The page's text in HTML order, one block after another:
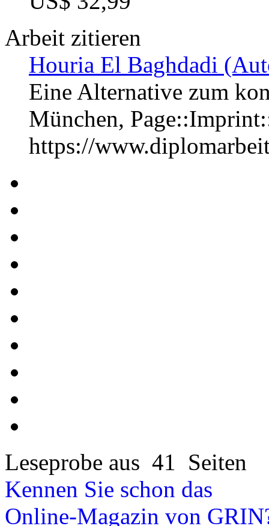
Arbeit zitieren
Houria El Baghdadi
Eine Alternative zum
München,
https://
Leseprobe aus 41 Seiten
Kennen Sie schon das
Online-Magazin von